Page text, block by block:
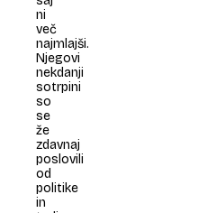
ni
več
najmlajši.
Njegovi
nekdanji
sotrpini
so
se
že
zdavnaj
poslovili
od
politike
in